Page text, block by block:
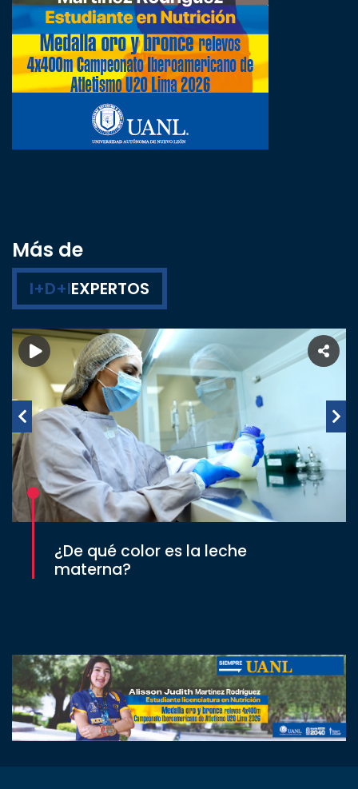
Más de
I+D+IEXPERTOS
¿De qué color es la leche
materna?